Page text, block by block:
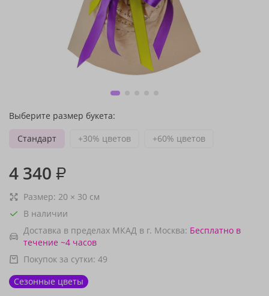
Выберите размер букета:
Стандарт
+30% цветов +60% цветов
4 340 ₽
Размер: 20 × 30 см
В наличии
Доставка в пределах МКАД в г. Москва: Бесплатно в
течение ~4 часов
Покупок за сутки: 49
Сезонные цветы